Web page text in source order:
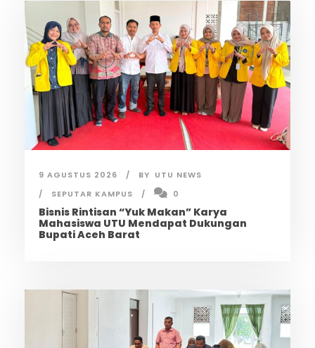
9 AGUSTUS 2026 BY UTU NEWS
SEPUTAR KAMPUS
0
Bisnis Rintisan “Yuk Makan” Karya
Mahasiswa UTU Mendapat Dukungan
Bupati Aceh Barat